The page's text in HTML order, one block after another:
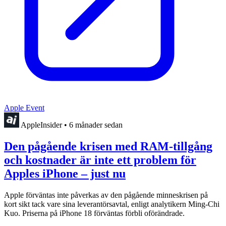
Apple Event
AppleInsider • 6 månader sedan
Den pågående krisen med RAM-tillgång
och kostnader är inte ett problem för
Apples iPhone – just nu
Apple förväntas inte påverkas av den pågående minneskrisen på
kort sikt tack vare sina leverantörsavtal, enligt analytikern Ming-Chi
Kuo. Priserna på iPhone 18 förväntas förbli oförändrade.